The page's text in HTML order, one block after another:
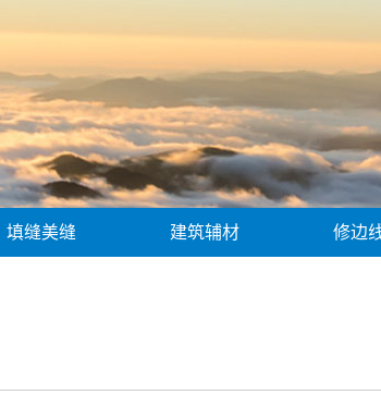
填缝美缝 建筑辅材 修边